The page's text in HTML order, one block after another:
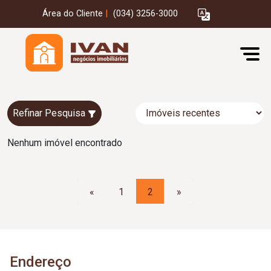
Área do Cliente (034) 3256-3000
Refinar Pesquisa
Nenhum imóvel encontrado
« 1 2 »
Endereço